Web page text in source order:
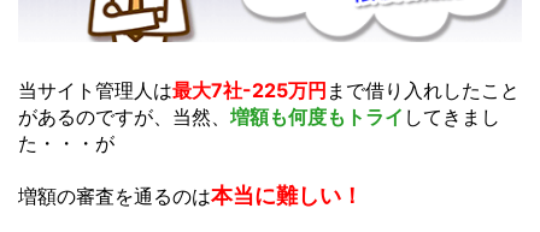
当サイト管理人は最大7社-225万円 まで借り入れしたこと
があるのですが、当然、 増額も何度もトライ してきまし
た・・・が
増額の審査を通るのは本当に難しい！